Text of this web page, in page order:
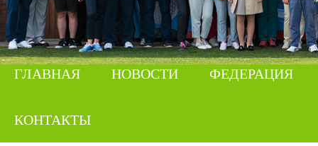
ГЛАВНАЯ НОВОСТИ ФЕДЕРАЦИЯ
КОНТАКТЫ